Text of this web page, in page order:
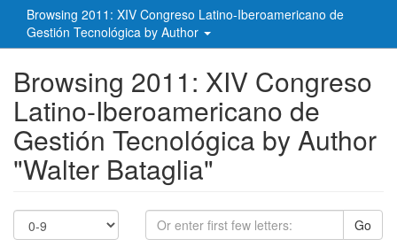
Browsing 2011: XIV Congreso Latino-Iberoamericano de
Gestión Tecnológica by Author
Browsing 2011: XIV Congreso
Latino-Iberoamericano de
Gestión Tecnológica by Author
"Walter Bataglia"
Go